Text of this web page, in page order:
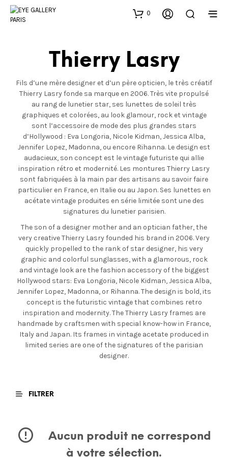
0
Thierry Lasry
Fils d’une mère designer et d’un père opticien, le très créatif
Thierry Lasry fonde sa marque en 2006. Très vite propulsé
au rang de lunetier star, ses lunettes de soleil très
graphiques et colorées, au look glamour, rock et vintage
sont l’accessoire de mode des plus grandes stars
d’Hollywood : Eva Longoria, Nicole Kidman, Jessica Alba,
Jennifer Lopez, Madonna, ou encore Rihanna. Le design est
audacieux, son concept est le vintage futuriste qui allie
inspiration rétro et modernité. Les montures Thierry Lasry
sont fabriquées à la main par des artisans au savoir faire
particulier en France, en Italie ou au Japon. Ses lunettes en
acétate vintage produites en série limitée sont une des
signatures du lunetier parisien.
The son of a designer mother and an optician father, the
very creative Thierry Lasry founded his brand in 2006. Very
quickly propelled to the rank of star designer, his very
graphic and colorful sunglasses, with a glamorous, rock
and vintage look are the fashion accessory of the biggest
Hollywood stars: Eva Longoria, Nicole Kidman, Jessica Alba,
Jennifer Lopez, Madonna, or Rihanna. The design is bold, its
concept is the futuristic vintage that combines retro
inspiration and modernity. The Thierry Lasry frames are
handmade by craftsmen with special know-how in France,
Italy and Japan. Its frames in vintage acetate produced in
limited series are one of the signatures of the parisian
designer.
FILTRER
Aucun produit ne correspond
à votre sélection.